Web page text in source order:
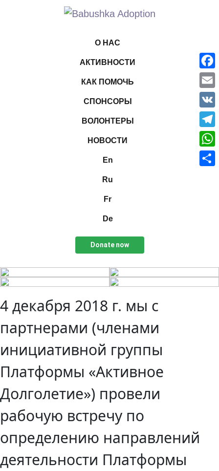
О НАС
АКТИВНОСТИ
КАК ПОМОЧЬ
СПОНСОРЫ
ВОЛОНТЕРЫ
НОВОСТИ
En
Ru
Fr
De
Donate now
4 декабря 2018 г. мы с
партнерами (членами
инициативной группы
Платформы «Активное
Долголетие») провели
рабочую встречу по
определению направлений
деятельности Платформы
Email
VK